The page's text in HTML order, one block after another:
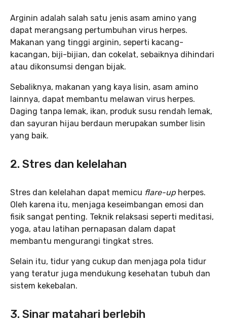
Arginin adalah salah satu jenis asam amino yang
dapat merangsang pertumbuhan virus herpes.
Makanan yang tinggi arginin, seperti kacang-
kacangan, biji-bijian, dan cokelat, sebaiknya dihindari
atau dikonsumsi dengan bijak.
Sebaliknya, makanan yang kaya lisin, asam amino
lainnya, dapat membantu melawan virus herpes.
Daging tanpa lemak, ikan, produk susu rendah lemak,
dan sayuran hijau berdaun merupakan sumber lisin
yang baik.
2. Stres dan kelelahan
Stres dan kelelahan dapat memicu flare-up herpes.
Oleh karena itu, menjaga keseimbangan emosi dan
fisik sangat penting. Teknik relaksasi seperti meditasi,
yoga, atau latihan pernapasan dalam dapat
membantu mengurangi tingkat stres.
Selain itu, tidur yang cukup dan menjaga pola tidur
yang teratur juga mendukung kesehatan tubuh dan
sistem kekebalan.
3. Sinar matahari berlebih